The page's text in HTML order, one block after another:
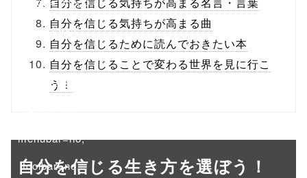
w.open(this.hre
f, 'Gwindow',
'width=550,
menubar=no,
toolbar=no,
自分を信じる気持ちが高まる曲
自分を信じるために読んでおきたい本
自分を信じることで変わる世界を見に行こ
う！
自分を信じる生き方を選ぼう！